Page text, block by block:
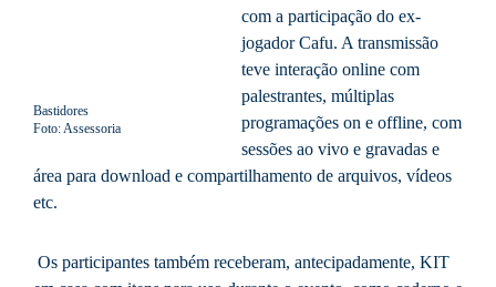
Bastidores
Foto: Assessoria
com a participação do ex-
jogador Cafu. A transmissão
teve interação online com
palestrantes, múltiplas
programações on e offline, com
sessões ao vivo e gravadas e
área para download e compartilhamento de arquivos, vídeos
etc.
Os participantes também receberam, antecipadamente, KIT